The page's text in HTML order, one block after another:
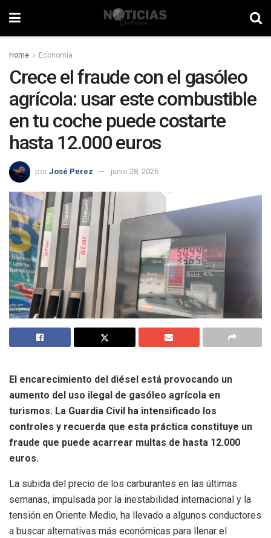
Home Economía
Crece el fraude con el gasóleo
agrícola: usar este combustible
en tu coche puede costarte
hasta 12.000 euros
por José Perez junio 28, 2026
El encarecimiento del diésel está provocando un
aumento del uso ilegal de gasóleo agrícola en
turismos. La Guardia Civil ha intensificado los
controles y recuerda que esta práctica constituye un
fraude que puede acarrear multas de hasta 12.000
euros.
La subida del precio de los carburantes en las últimas
semanas, impulsada por la inestabilidad internacional y la
tensión en Oriente Medio, ha llevado a algunos conductores
a buscar alternativas más económicas para llenar el